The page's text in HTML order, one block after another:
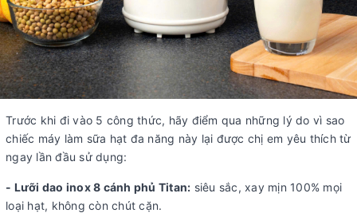
Trước khi đi vào 5 công thức, hãy điểm qua những lý do vì sao
chiếc máy làm sữa hạt đa năng này lại được chị em yêu thích từ
ngay lần đầu sử dụng:
- Lưỡi dao inox 8 cánh phủ Titan: siêu sắc, xay mịn 100% mọi
loại hạt, không còn chút cặn.